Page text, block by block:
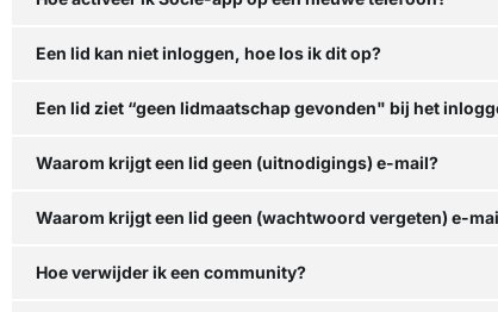
Een lid kan niet inloggen, hoe los ik dit op?
Een lid ziet “geen lidmaatschap gevonden" bij het
Waarom krijgt een lid geen (uitnodigings) e-mail?
Waarom krijgt een lid geen (wachtwoord vergeten) e-
Hoe verwijder ik een community?